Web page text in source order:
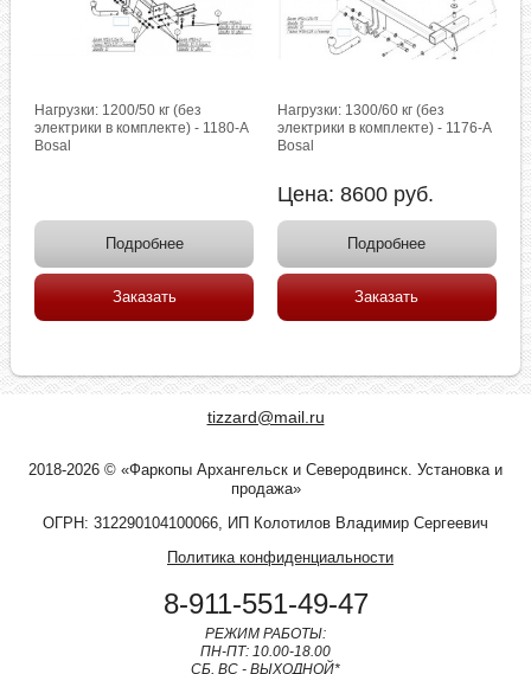
Нагрузки: 1200/50 кг (без
электрики в комплекте) - 1180-A
Bosal
Подробнее
Заказать
Нагрузки: 1300/60 кг (без
электрики в комплекте) - 1176-A
Bosal
Цена: 8600 руб.
Подробнее
Заказать
tizzard@mail.ru
2018-2026 © «Фаркопы Архангельск и Северодвинск. Установка и
продажа»
ОГРН: 312290104100066, ИП Колотилов Владимир Сергеевич
Политика конфиденциальности
8-911-551-49-47
РЕЖИМ РАБОТЫ:
ПН-ПТ: 10.00-18.00
СБ, ВС - ВЫХОДНОЙ*